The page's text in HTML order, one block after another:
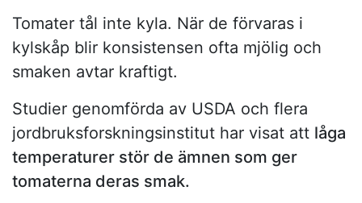
Tomater tål inte kyla. När de förvaras i
kylskåp blir konsistensen ofta mjölig och
smaken avtar kraftigt.
Studier genomförda av USDA och flera
jordbruksforskningsinstitut har visat att låga
temperaturer stör de ämnen som ger
tomaterna deras smak.